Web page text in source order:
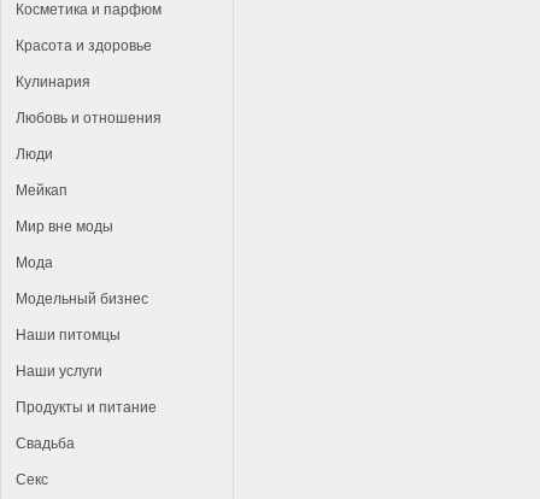
Косметика и парфюм
Красота и здоровье
Кулинария
Любовь и отношения
Люди
Мейкап
Мир вне моды
Мода
Модельный бизнес
Наши питомцы
Наши услуги
Продукты и питание
Свадьба
Секс